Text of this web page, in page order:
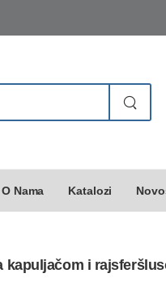
O Nama Katalozi
kapuljačom i